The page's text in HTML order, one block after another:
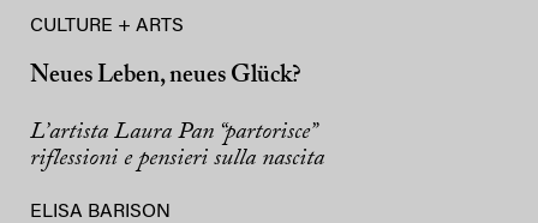
CULTURE + ARTS
Neues Leben, neues Glück?
L’artista Laura Pan “partorisce”
riflessioni e pensieri sulla nascita
ELISA BARISON